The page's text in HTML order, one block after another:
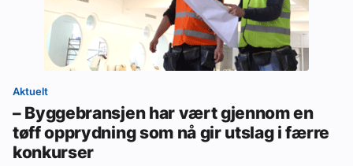
Aktuelt
– Byggebransjen har vært gjennom en
tøff opprydning som nå gir utslag i færre
konkurser